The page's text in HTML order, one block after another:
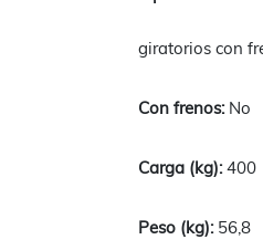
giratorios con
No
400
56,8